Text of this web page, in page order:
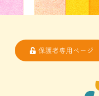
保護者専用ページ